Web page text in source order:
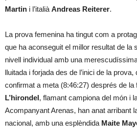
Martin i l’italià Andreas Reiterer.
La prova femenina ha tingut com a
que ha aconseguit el millor resultat de la
nivell individual amb una
lluitada i forjada des de l’inici de la
confirmat a meta (8:46:27) després de la
L’hirondel, flamant campiona del món i
Acompanyant Arenas, han anat arribant
nacional, amb una esplèndida Maite